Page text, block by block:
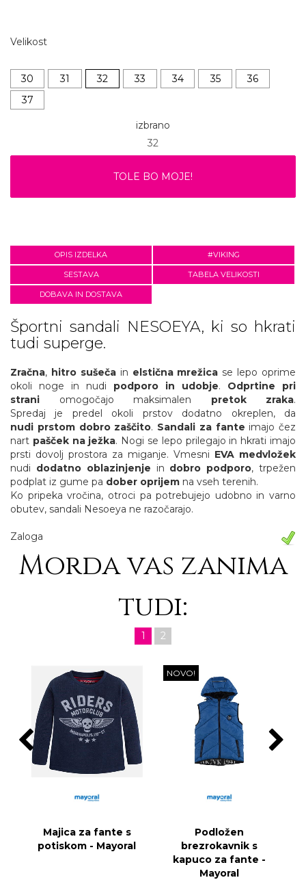
Velikost
30 31 32 33 34 35
36
37
izbrano
32
TOLE BO MOJE!
OPIS IZDELKA #VIKING
SESTAVA TABELA VELIKOSTI
DOBAVA IN DOSTAVA
Športni sandali NESOEYA, ki so hkrati
tudi superge.
Zračna, hitro sušečain elstična mrežica se lepo oprime
okoli noge in nudi podporo in udobje. Odprtine pri
strani omogočajo maksimalen pretok zraka.
Spredaj je predel okoli prstov dodatno okreplen, da
nudi prstom dobro zaščito. Sandali za fante imajo čez
nart pašček na ježka. Nogi se lepo prilegajo in hkrati imajo
prsti dovolj prostora za miganje. Vmesni EVA medvložek
nudi dodatno oblazinjenje in dobro podporo, trpežen
podplat iz gume pa dober oprijem na vseh terenih.
Ko pripeka vročina, otroci pa potrebujejo udobno in varno
obutev, sandali Nesoeya ne razočarajo.
Zaloga
Morda vas zanima
tudi:
1 2
Majica za fante s
potiskom - Mayoral
NOVO!
Podložen
brezrokavnik s
kapuco za fante -
Mayoral